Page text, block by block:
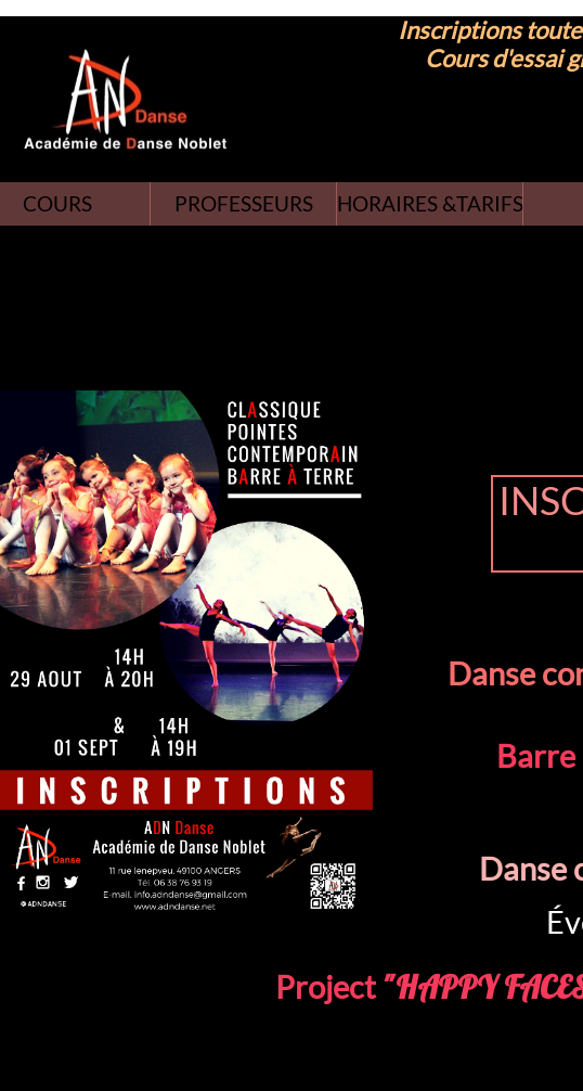
COURS PROFESSEURS HORAIRES &TARIFS
​Inscriptions toute
Cours d'essai
Danse
Danse
Project"HAPPY